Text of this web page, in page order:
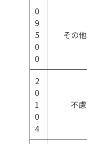
0
9
5
0
0
その他
2
0
1
0
4
不慮